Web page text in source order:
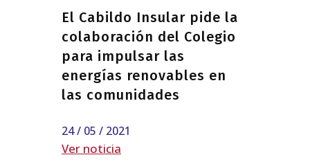
El Cabildo Insular pide la
colaboración del Colegio
para impulsar las
energías renovables en
las comunidades
24 / 05 / 2021
Ver noticia